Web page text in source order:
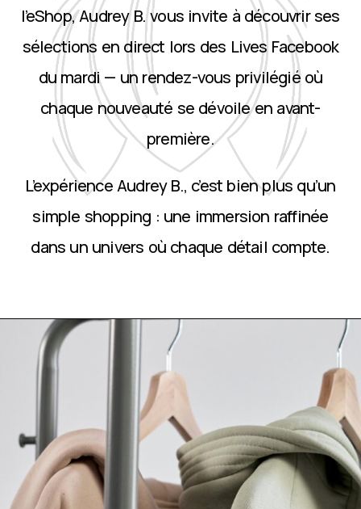
l’eShop, Audrey B. vous invite à découvrir ses
sélections en direct lors des Lives Facebook
du mardi — un rendez-vous privilégié où
chaque nouveauté se dévoile en avant-
première.
L’expérience Audrey B., c’est bien plus qu’un
simple shopping : une immersion raffinée
dans un univers où chaque détail compte.